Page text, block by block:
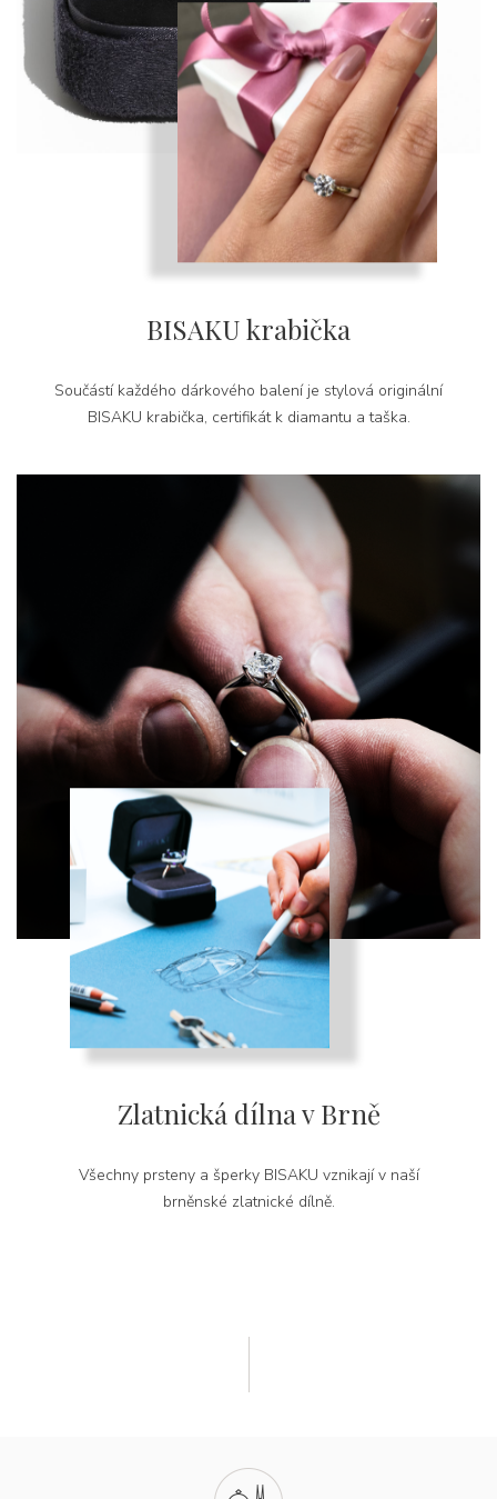
BISAKU krabička
Součástí každého dárkového balení je stylová originální
BISAKU krabička, certifikát k diamantu a taška.
Zlatnická dílna v Brně
Všechny prsteny a šperky BISAKU vznikají v naší
brněnské zlatnické dílně.